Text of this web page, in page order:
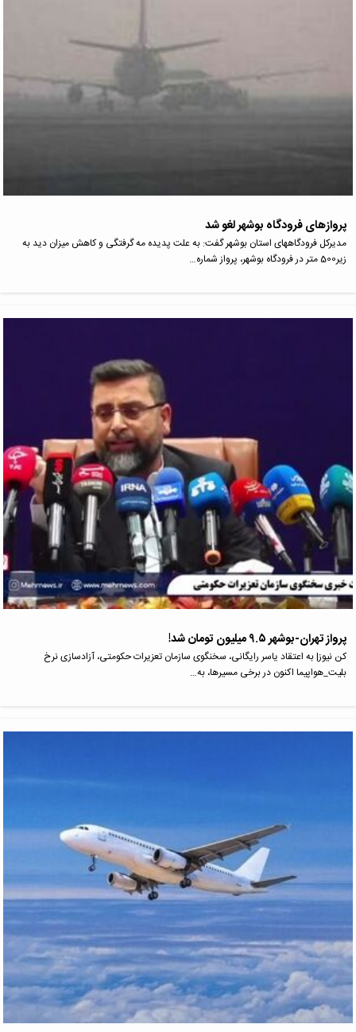
پروازهای فرودگاه بوشهر لغو شد
مدیرکل فرودگاههای استان بوشهر گفت: به علت پدیده مه گرفتگی و کاهش میزان دید به
زیر500 متر در فرودگاه بوشهر، پرواز شماره…
پرواز تهران-بوشهر ۹.۵ میلیون تومان شد!
کن نیوز| به اعتقاد یاسر رایگانی، سخنگوی سازمان تعزیرات حکومتی، آزادسازی نرخ
بلیت_هواپیما اکنون در برخی مسیرها، به…